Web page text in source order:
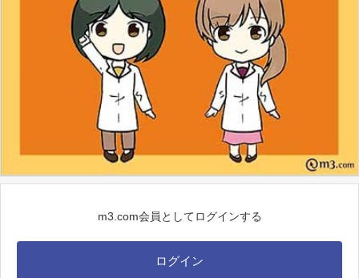
m3.com会員としてログインする
ログイン